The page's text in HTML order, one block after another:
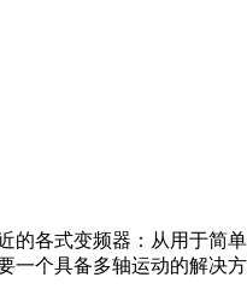
各式变频器：从用于
个具备多轴运动的解